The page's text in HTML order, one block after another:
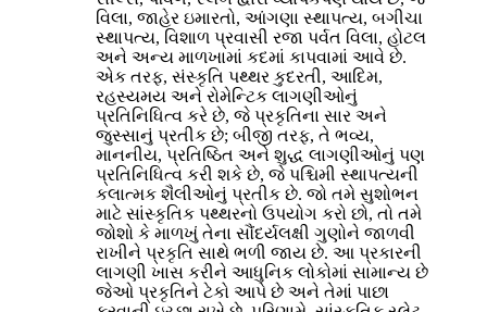
વિલા, જાહેર ઇમારતો, આંગણા સ્થાપત્ય, બગીચા
સ્થાપત્ય, વિશાળ પ્રવાસી રજા પર્વત વિલા, હોટલ
અને અન્ય માળખામાં કદમાં કાપવામાં આવે છે.
એક તરફ, સંસ્કૃતિ પથ્થર કુદરતી, આદિમ,
રહસ્યમય અને રોમેન્ટિક લાગણીઓનું
પ્રતિનિધિત્વ કરે છે, જે પ્રકૃતિના સાર અને
જુસ્સાનું પ્રતીક છે; બીજી તરફ, તે ભવ્ય,
માનનીય, પ્રતિષ્ઠિત અને શુદ્ધ લાગણીઓનું પણ
પ્રતિનિધિત્વ કરી શકે છે, જે પશ્ચિમી સ્થાપત્યની
કલાત્મક શૈલીઓનું પ્રતીક છે. જો તમે સુશોભન
માટે સાંસ્કૃતિક પથ્થરનો ઉપયોગ કરો છો, તો તમે
જોશો કે માળખું તેના સૌંદર્યલક્ષી ગુણોને જાળવી
રાખીને પ્રકૃતિ સાથે ભળી જાય છે. આ પ્રકારની
લાગણી ખાસ કરીને આધુનિક લોકોમાં સામાન્ય છે
જેઓ પ્રકૃતિને ટેકો આપે છે અને તેમાં પાછા